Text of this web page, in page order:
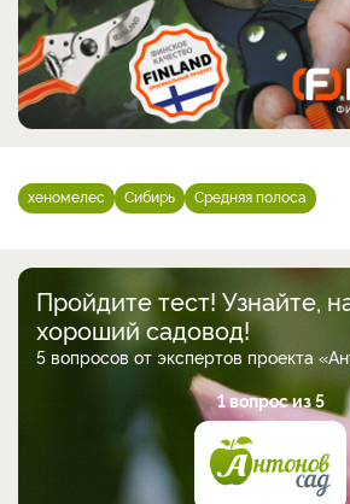
хеномелес Сибирь Средняя полоса
Пройдите тест! Узнайте,
хороший садовод!
5 вопросов от экспертов проекта
1 вопрос из 5